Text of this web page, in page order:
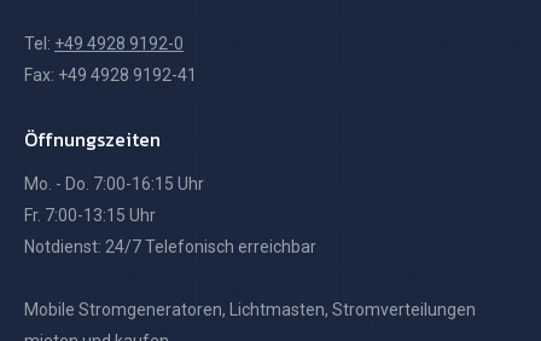
Tel: +49 4928 9192-0
Fax: +49 4928 9192-41
Öffnungszeiten
Mo. - Do. 7:00-16:15 Uhr
Fr. 7:00-13:15 Uhr
Notdienst: 24/7 Telefonisch erreichbar
Mobile Stromgeneratoren, Lichtmasten, Stromverteilungen